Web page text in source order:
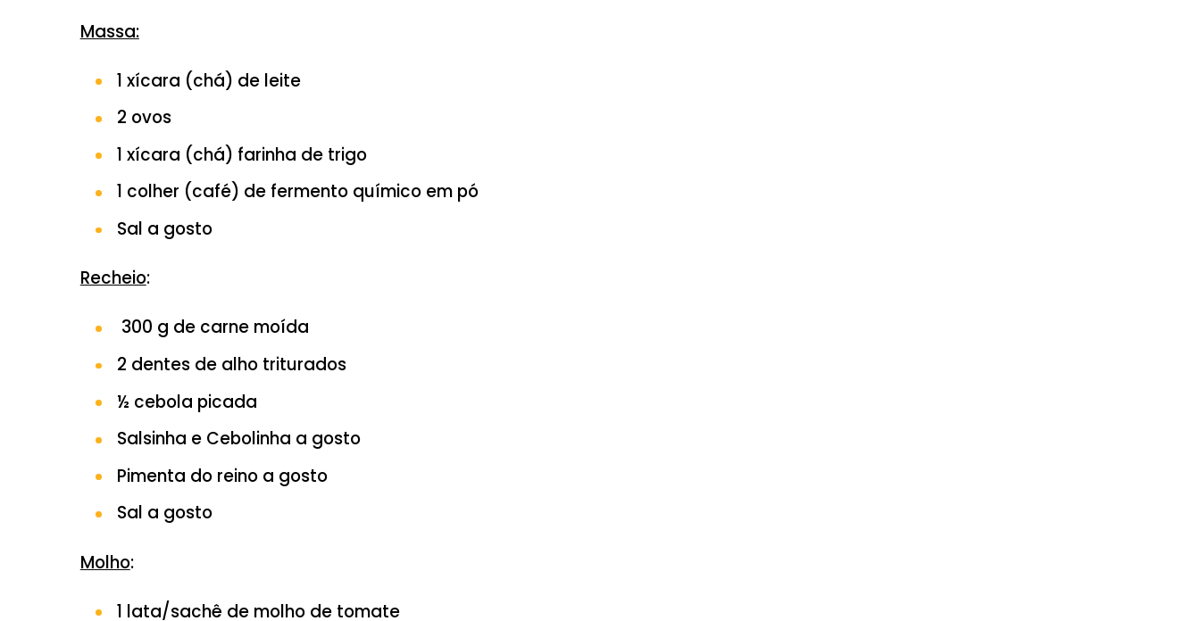
Hoje em dia existem muitas variações da massa de panqueca, mas aqui
resgatamos a receita básica e tradicional da mamãe. Teste em casa não
tem erro e fica uma delícia!
INGREDIENTES:
1 xícara (chá) de leite
1 xícara (chá) farinha de trigo
1 colher (café) de fermento químico em pó
Sal a gosto
Recheio
2 dentes de alho triturados